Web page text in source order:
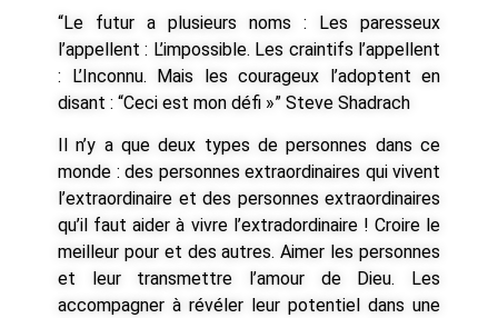
“Le futur a plusieurs noms : Les paresseux
l’appellent : L’impossible. Les craintifs l’appellent
: L’Inconnu. Mais les courageux l’adoptent en
disant : “Ceci est mon défi »” Steve Shadrach
Il n’y a que deux types de personnes dans ce
monde : des personnes extraordinaires qui vivent
l’extraordinaire et des personnes extraordinaires
qu’il faut aider à vivre l’extradordinaire ! Croire le
meilleur pour et des autres. Aimer les personnes
et leur transmettre l’amour de Dieu. Les
accompagner à révéler leur potentiel dans une